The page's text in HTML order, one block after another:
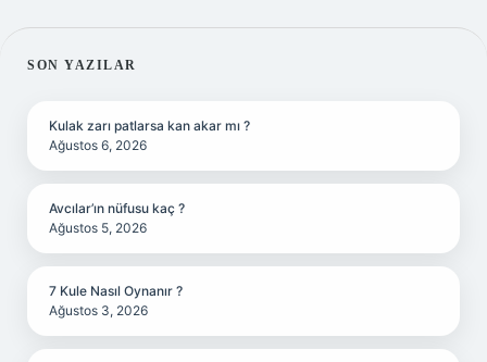
SIDEBAR
SON YAZILAR
Kulak zarı patlarsa kan akar mı ?
Ağustos 6, 2026
Avcılar’ın nüfusu kaç ?
Ağustos 5, 2026
7 Kule Nasıl Oynanır ?
Ağustos 3, 2026